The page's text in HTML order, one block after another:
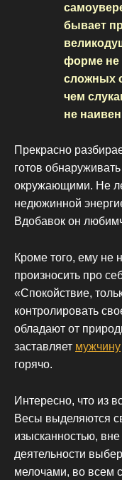
бывает
форме не
сложных
чем
не
Прекрасно
готов
окружающими. Не
недюжинной
Вдобавок он
Кроме того, ему не
произносить про
«Спокойствие,
контролировать
обладают от
заставляет мужчину
горячо.
Интересно, что из
Весы выделяются
изысканностью, вне
деятельности
мелочами, во всем